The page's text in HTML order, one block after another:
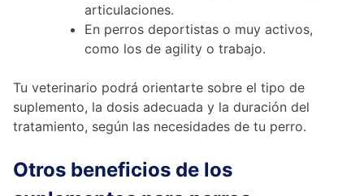
articulaciones.
En perros deportistas o muy activos,
como los de agility o trabajo.
Tu veterinario podrá orientarte sobre el tipo de
suplemento, la dosis adecuada y la duración del
tratamiento, según las necesidades de tu perro.
Otros beneficios de los